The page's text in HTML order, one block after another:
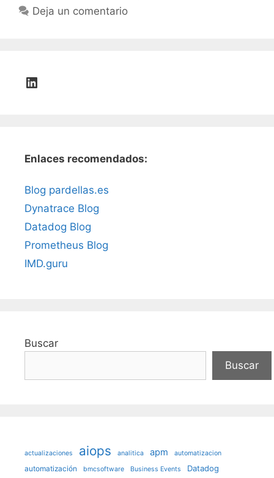
Deja un comentario
LinkedIn
Enlaces recomendados:
Blog pardellas.es
Dynatrace Blog
Datadog Blog
Prometheus Blog
IMD.guru
Buscar
Buscar
actualizaciones aiops analitica apm automatizacion
automatización bmcsoftware Business Events Datadog